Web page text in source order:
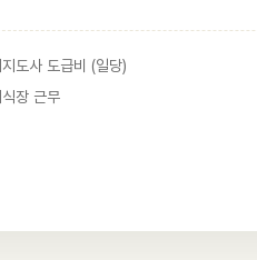
지도사 도급비 (일당)
식장 근무